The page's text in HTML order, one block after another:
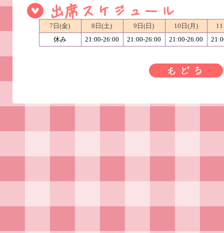
7日(金) 8日(土) 9日(日) 10日(月)
休み
21:00-26:00 21:00-26:00 21:00-26:00